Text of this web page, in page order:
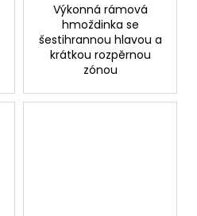
Výkonná rámová
hmoždinka se
šestihrannou hlavou a
krátkou rozpěrnou
zónou